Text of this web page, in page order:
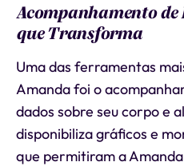
Acompanhamento
que Transforma
Uma das ferramentas
Amanda foi o
dados sobre seu corpo e
disponibiliza gráficos e
que permitiram a